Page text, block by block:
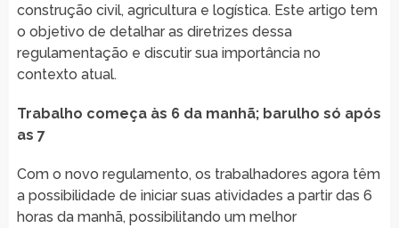
construção civil, agricultura e logística. Este artigo tem
o objetivo de detalhar as diretrizes dessa
regulamentação e discutir sua importância no
contexto atual.
Trabalho começa às 6 da manhã; barulho só após
as 7
Com o novo regulamento, os trabalhadores agora têm
a possibilidade de iniciar suas atividades a partir das 6
horas da manhã, possibilitando um melhor